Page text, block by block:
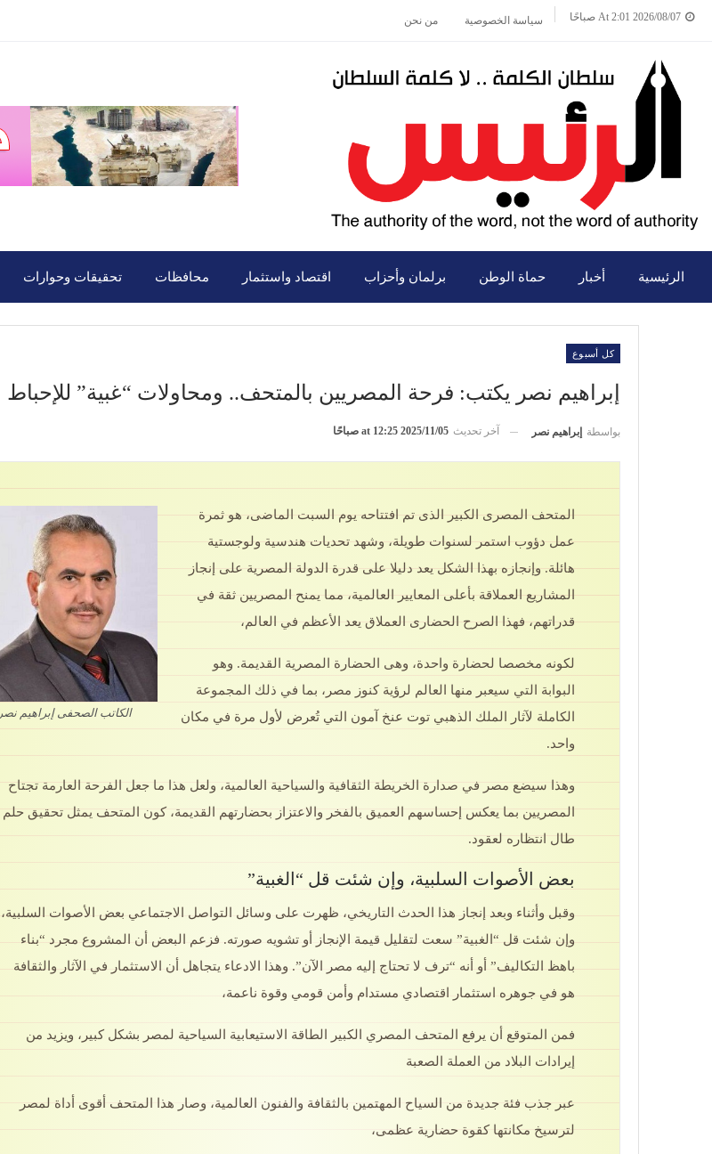
2026/08/07 At 2:01 صباحًا سياسة الخصوصية من نحن
الرئيسية أخبار حماة الوطن برلمان وأحزاب اقتصاد واستثمار محافظات تحقيقات وحوارات
كل أسبوع
إبراهيم نصر يكتب: فرحة المصريين بالمتحف.. ومحاولات “غبية” للإحباط
بواسطة إبراهيم نصر آخر تحديث 2025/11/05 at 12:25 صباحًا
الكاتب الصحفى إبراهيم نصر
المتحف المصرى الكبير الذى تم افتتاحه يوم السبت الماضى، هو ثمرة
عمل دؤوب استمر لسنوات طويلة، وشهد تحديات هندسية ولوجستية
هائلة. وإنجازه بهذا الشكل يعد دليلا على قدرة الدولة المصرية على إنجاز
المشاريع العملاقة بأعلى المعايير العالمية، مما يمنح المصريين ثقة في
قدراتهم، فهذا الصرح الحضارى العملاق يعد الأعظم في العالم،
لكونه مخصصا لحضارة واحدة، وهى الحضارة المصرية القديمة. وهو
البوابة التي سيعبر منها العالم لرؤية كنوز مصر، بما في ذلك المجموعة
الكاملة لآثار الملك الذهبي توت عنخ آمون التي تُعرض لأول مرة في مكان
واحد.
وهذا سيضع مصر في صدارة الخريطة الثقافية والسياحية العالمية، ولعل هذا ما جعل الفرحة العارمة تجتاح
المصريين بما يعكس إحساسهم العميق بالفخر والاعتزاز بحضارتهم القديمة، كون المتحف يمثل تحقيق حلم
طال انتظاره لعقود.
بعض الأصوات السلبية، وإن شئت قل “الغبية”
وقبل وأثناء وبعد إنجاز هذا الحدث التاريخي، ظهرت على وسائل التواصل الاجتماعي بعض الأصوات السلبية،
وإن شئت قل “الغبية” سعت لتقليل قيمة الإنجاز أو تشويه صورته. فزعم البعض أن المشروع مجرد “بناء
باهظ التكاليف” أو أنه “ترف لا تحتاج إليه مصر الآن”. وهذا الادعاء يتجاهل أن الاستثمار في الآثار والثقافة
هو في جوهره استثمار اقتصادي مستدام وأمن قومي وقوة ناعمة،
فمن المتوقع أن يرفع المتحف المصري الكبير الطاقة الاستيعابية السياحية لمصر بشكل كبير، ويزيد من
إيرادات البلاد من العملة الصعبة
عبر جذب فئة جديدة من السياح المهتمين بالثقافة والفنون العالمية، وصار هذا المتحف أقوى أداة لمصر
لترسيخ مكانتها كقوة حضارية عظمى،